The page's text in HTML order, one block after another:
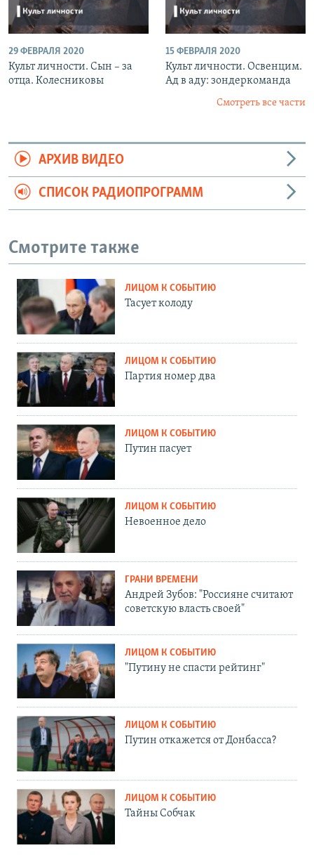
29 ФЕВРАЛЯ 2020
Культ личности. Сын – за
отца. Колесниковы
15 ФЕВРАЛЯ 2020
Культ личности. Освенцим.
Ад в аду: зондеркоманда
Смотреть все части
АРХИВ ВИДЕО
СПИСОК РАДИОПРОГРАММ
Смотрите также
ЛИЦОМ К СОБЫТИЮ
Тасует колоду
ЛИЦОМ К СОБЫТИЮ
Партия номер два
ЛИЦОМ К СОБЫТИЮ
Путин пасует
ЛИЦОМ К СОБЫТИЮ
Невоенное дело
ГРАНИ ВРЕМЕНИ
Андрей Зубов: "Россияне считают
советскую власть своей"
ЛИЦОМ К СОБЫТИЮ
"Путину не спасти рейтинг"
ЛИЦОМ К СОБЫТИЮ
Путин откажется от Донбасса?
ЛИЦОМ К СОБЫТИЮ
Тайны Собчак